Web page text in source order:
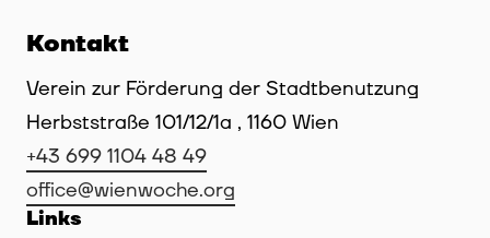
Kontakt
Verein zur Förderung der Stadtbenutzung
Herbststraße 101/12/1a , 1160 Wien
+43 699 1104 48 49
office@wienwoche.org
Links